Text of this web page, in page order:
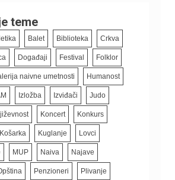
teme
Balet Biblioteka Crkva
Događaji Festival Folklor
naivne umetnosti Humanost
Izložba Izviđači Judo
Koncert Konkurs
Košarka Kuglanje Lovci
MUP Naiva Najave
Penzioneri Plivanje